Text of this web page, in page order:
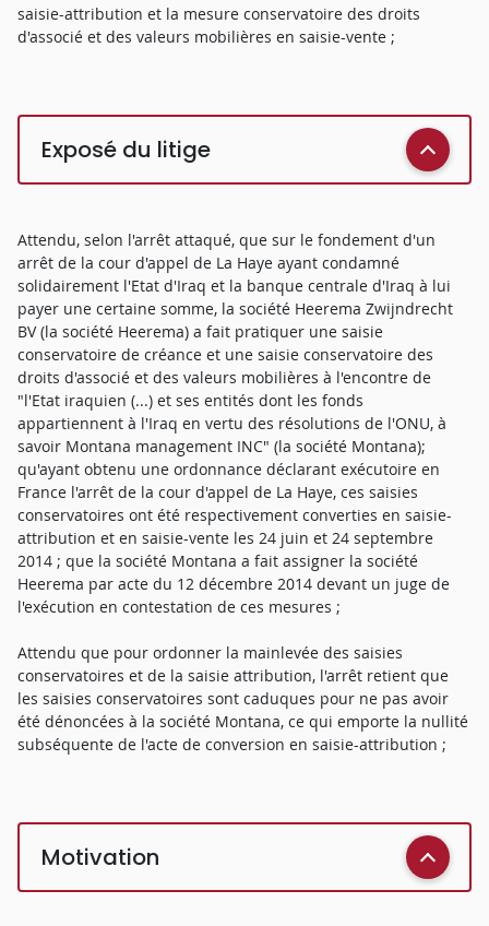
saisie-attribution et la mesure conservatoire des droits
d'associé et des valeurs mobilières en saisie-vente ;
Exposé du litige
Attendu, selon l'arrêt attaqué, que sur le fondement d'un
arrêt de la cour d'appel de La Haye ayant condamné
solidairement l'Etat d'Iraq et la banque centrale d'Iraq à lui
payer une certaine somme, la société Heerema Zwijndrecht
BV (la société Heerema) a fait pratiquer une saisie
conservatoire de créance et une saisie conservatoire des
droits d'associé et des valeurs mobilières à l'encontre de
"l'Etat iraquien (...) et ses entités dont les fonds
appartiennent à l'Iraq en vertu des résolutions de l'ONU, à
savoir Montana management INC" (la société Montana);
qu'ayant obtenu une ordonnance déclarant exécutoire en
France l'arrêt de la cour d'appel de La Haye, ces saisies
conservatoires ont été respectivement converties en saisie-
attribution et en saisie-vente les 24 juin et 24 septembre
2014 ; que la société Montana a fait assigner la société
Heerema par acte du 12 décembre 2014 devant un juge de
l'exécution en contestation de ces mesures ;
Attendu que pour ordonner la mainlevée des saisies
conservatoires et de la saisie attribution, l'arrêt retient que
les saisies conservatoires sont caduques pour ne pas avoir
été dénoncées à la société Montana, ce qui emporte la nullité
subséquente de l'acte de conversion en saisie-attribution ;
Motivation